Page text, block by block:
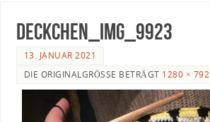
Deckchen_IMG_9923
13. JANUAR 2021
DIE ORIGINALGRÖSSE BETRÄGT 1280 × 792